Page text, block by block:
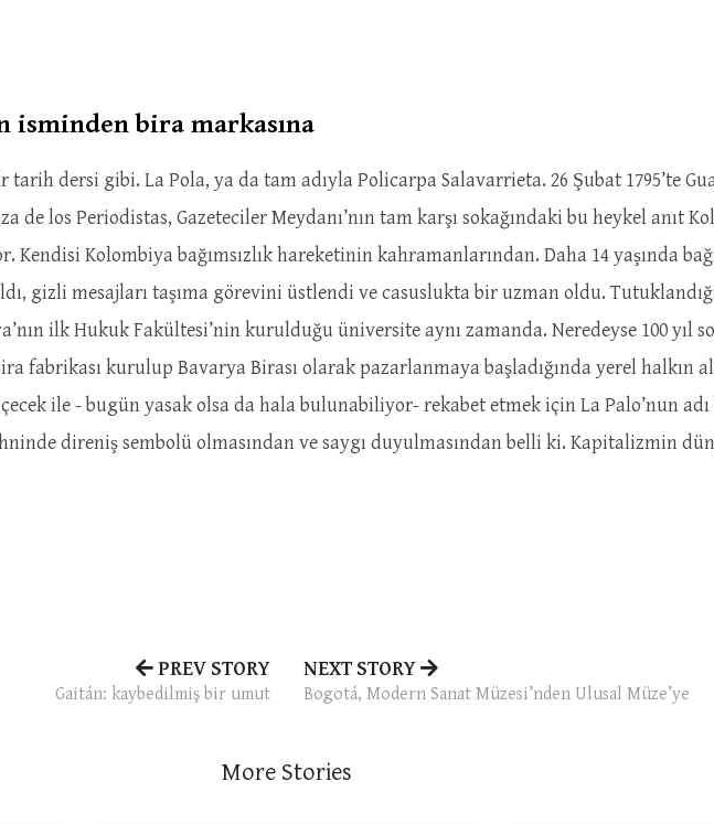
bira markasına
dersi gibi. La Pola, ya da tam adıyla Policarpa Salavarrieta. 26 Şubat 1795’te
de los Periodistas, Gazeteciler Meydanı’nın tam karşı sokağındaki bu heykel anıt
Kendisi Kolombiya bağımsızlık hareketinin kahramanlarından. Daha 14 yaşında
gizli mesajları taşıma görevini üstlendi ve casuslukta bir uzman oldu.
ilk Hukuk Fakültesi’nin kurulduğu üniversite aynı zamanda. Neredeyse 100 yıl
fabrikası kurulup Bavarya Birası olarak pazarlanmaya başladığında yerel halkın
ile - bugün yasak olsa da hala bulunabiliyor- rekabet etmek için La Palo’nun adı
direniş sembolü olmasından ve saygı duyulmasından belli ki. Kapitalizmin
PREV STORY
Gaitán: kaybedilmiş bir umut
NEXT STORY
Bogotá, Modern Sanat Müzesi’nden Ulusal Müze’ye
More Stories